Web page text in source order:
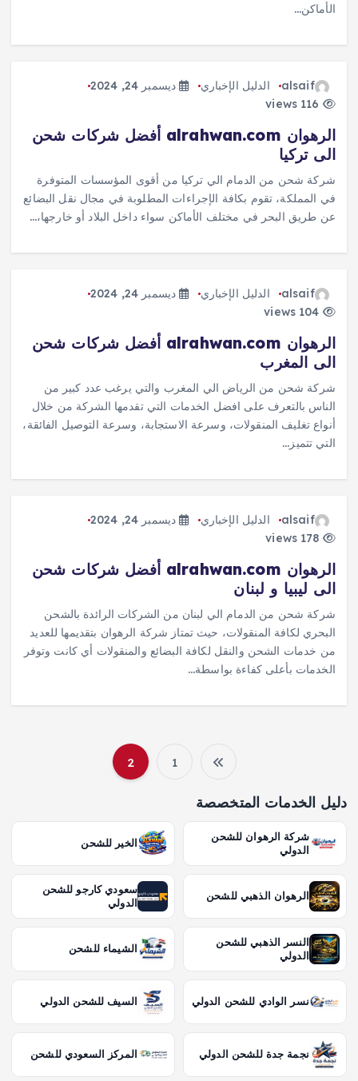
الأماكن…
alsaif الدليل الإخباري
ديسمبر 24, 2024
الرهوان alrahwan.com أفضل شركات شحن
الى تركيا
شركة شحن من الدمام الي تركيا من أقوى المؤسسات المتوفرة
في المملكة، تقوم بكافة الإجراءات المطلوبة في مجال نقل البضائع
عن طريق البحر في مختلف الأماكن سواء داخل البلاد أو خارجها،…
alsaif الدليل الإخباري
ديسمبر 24, 2024
الرهوان alrahwan.com أفضل شركات شحن
الى المغرب
شركة شحن من الرياض الي المغرب والتي يرغب عدد كبير من
الناس بالتعرف على افضل الخدمات التي تقدمها الشركة من خلال
أنواع تغليف المنقولات، وسرعة الاستجابة، وسرعة التوصيل الفائقة،
التي تتميز…
alsaif الدليل الإخباري
ديسمبر 24, 2024
الرهوان alrahwan.com أفضل شركات شحن
الى ليبيا و لبنان
شركة شحن من الدمام الي لبنان من الشركات الرائدة بالشحن
البحري لكافة المنقولات، حيث تمتاز شركة الرهوان بتقديمها للعديد
من خدمات الشحن والنقل لكافة البضائع والمنقولات أي كانت وتوفر
الخدمات بأعلى كفاءة بواسطة…
ت
ع
د
د
ص
ف
ح
ا
1
2
دليل الخدمات المتخصصة
شركة الرهوان للشحن
الدولي
الخير للشحن
الرهوان الذهبي للشحن
سعودي كارجو للشحن
الدولي
النسر الذهبي للشحن
الدولي
الشيماء للشحن
نسر الوادي للشحن الدولي السيف للشحن الدولي
نجمة جدة للشحن الدولي المركز السعودي للشحن